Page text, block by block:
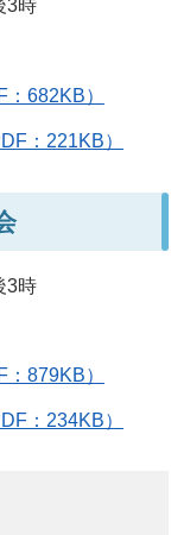
3時
682KB）
：221KB）
3時
879KB）
：234KB）